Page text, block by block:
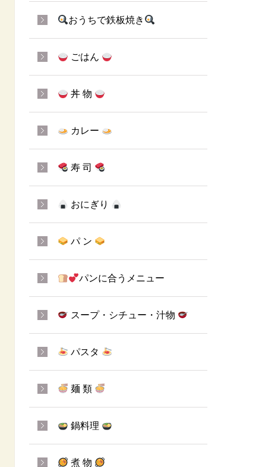
おうちで鉄板焼き
ごはん
丼 物
カレー
寿 司
おにぎり
パ ン
パンに合うメニュー
スープ・シチュー・汁物
パスタ
麺 類
鍋料理
煮 物